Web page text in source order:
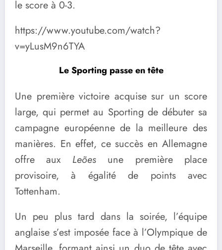
le score à 0-3.
https://www.youtube.com/watch?
v=yLusM9n6TYA
Le Sporting passe en tête
Une première victoire acquise sur un score
large, qui permet au Sporting de débuter sa
campagne européenne de la meilleure des
manières. En effet, ce succès en Allemagne
offre aux Leõesune première place
provisoire, à égalité de points avec
Tottenham.
Un peu plus tard dans la soirée, l’équipe
anglaise s’est imposée face à l’Olympique de